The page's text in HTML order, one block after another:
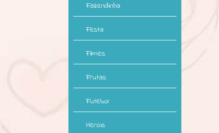
Fazendinha
Festa
Filmes
Frutas
Futebol
Heróis